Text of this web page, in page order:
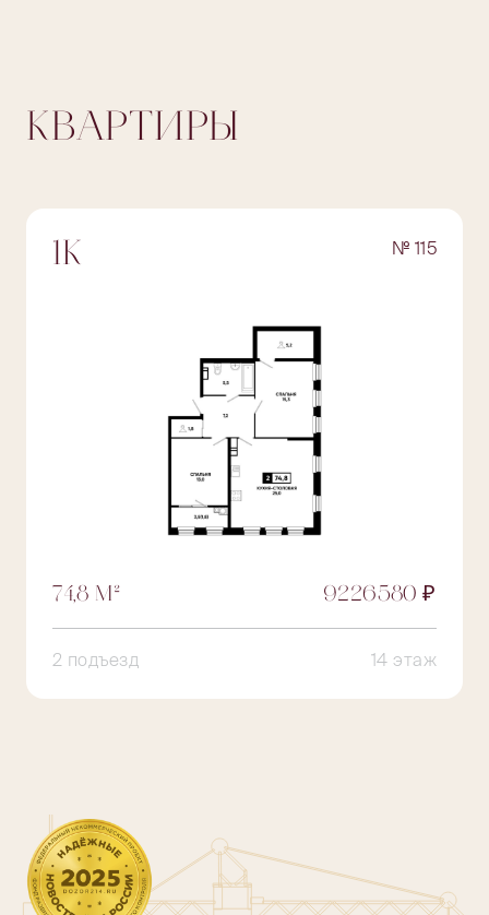
КВАРТИРЫ
1К № 115
74,8 М² 9226580 ₽
2 подъезд 14 этаж